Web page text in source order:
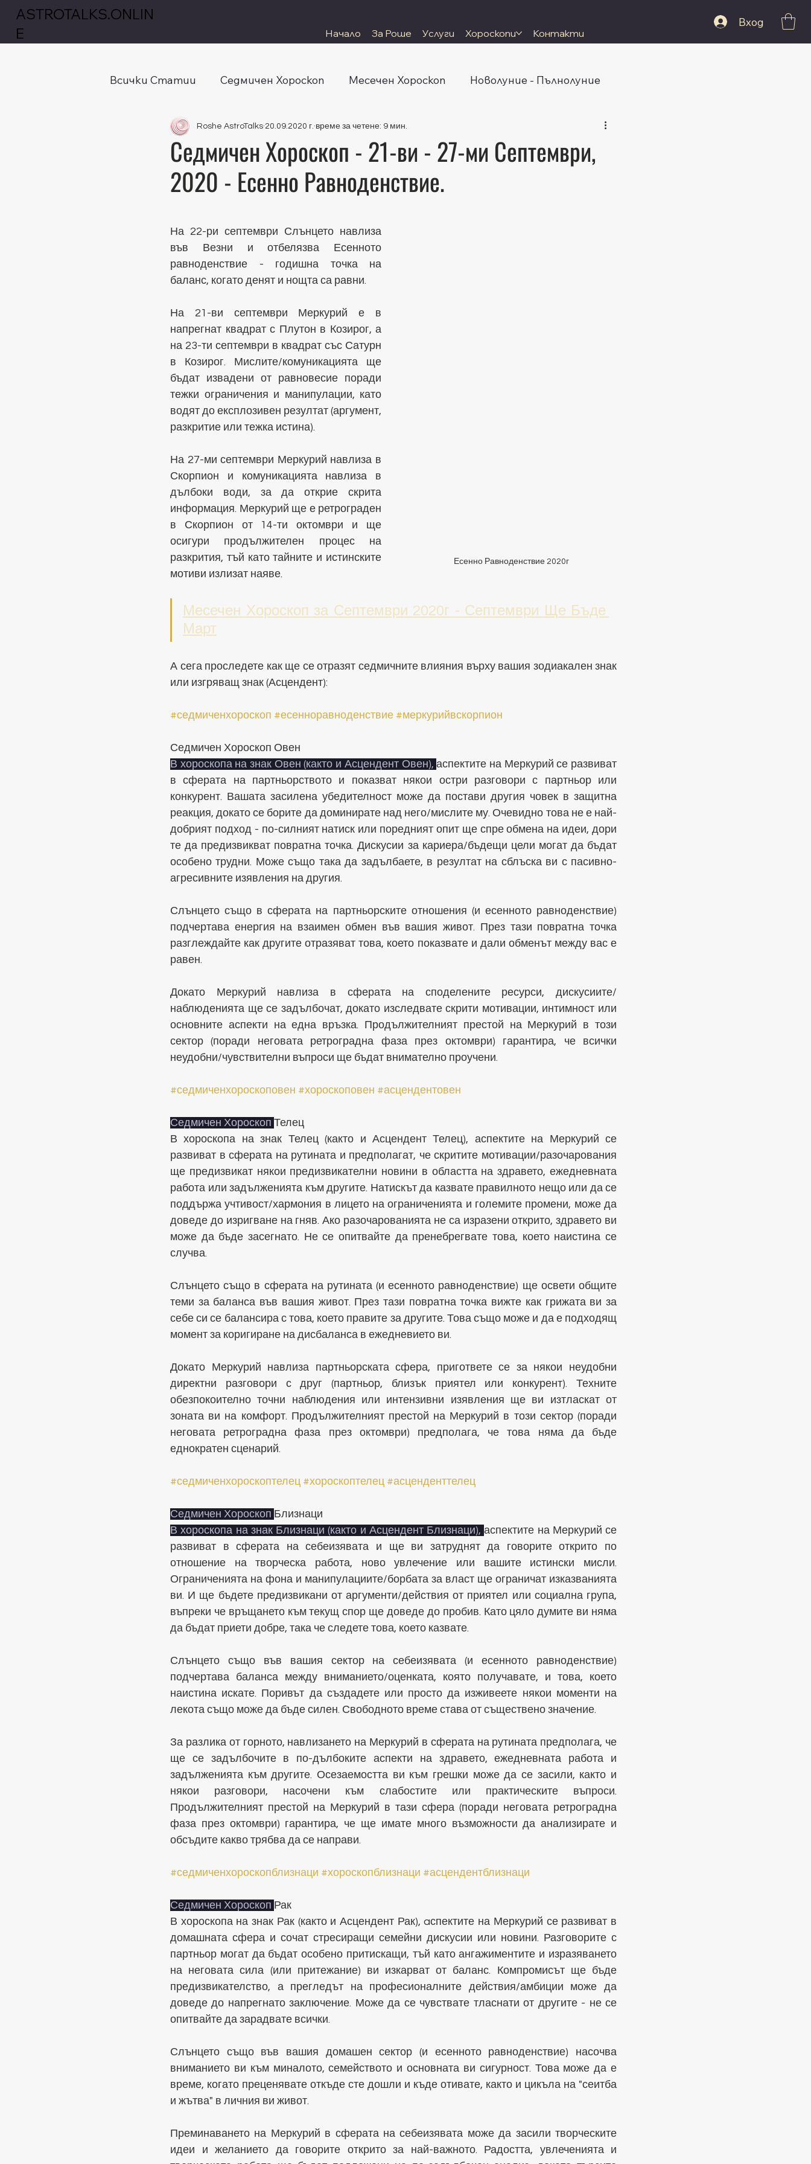
ASTROTALKS.ONLIN
E
Начало За Роше Услуги Хороскопи Контакти
Вход
Всички Статии Седмичен Хороскоп Месечен Хороскоп Новолуние - Пълнолуние
Седмичен Хороскоп - 21-ви - 27-ми Септември,
2020 - Есенно Равноденствие.
Roshe AstroTalks 20.09.2020 г. време за четене: 9 мин.
Есенно Равноденствие 2020г
На 22-ри септември Слънцето навлиза
във Везни и отбелязва Есенното
равноденствие - годишна точка на
баланс, когато денят и нощта са равни.
На 21-ви септември Меркурий е в
напрегнат квадрат с Плутон в Козирог, а
на 23-ти септември в квадрат със Сатурн
в Козирог. Мислите/комуникацията ще
бъдат извадени от равновесие поради
тежки ограничения и манипулации, като
водят до експлозивен резултат (аргумент,
разкритие или тежка истина).
На 27-ми септември Меркурий навлиза в
Скорпион и комуникацията навлиза в
дълбоки води, за да открие скрита
информация. Меркурий ще е ретрограден
в Скорпион от 14-ти октомври и ще
осигури продължителен процес на
разкрития, тъй като тайните и истинските
мотиви излизат наяве.
Месечен Хороскоп за Септември 2020г - Септември Ще Бъде
Март
А сега проследете как ще се отразят седмичните влияния върху вашия зодиакален знак
или изгряващ знак (Асцендент):
#седмиченхороскоп #есенноравноденствие #меркурийвскорпион
Седмичен Хороскоп Овен
В хороскопа на знак Овен (както и Асцендент Овен), аспектите на Меркурий се развиват
в сферата на партньорството и показват някои остри разговори с партньор или
конкурент. Вашата засилена убедителност може да постави другия човек в защитна
реакция, докато се борите да доминирате над него/мислите му. Очевидно това не е най-
добрият подход - по-силният натиск или поредният опит ще спре обмена на идеи, дори
те да предизвикват повратна точка. Дискусии за кариера/бъдещи цели могат да бъдат
особено трудни. Може също така да задълбаете, в резултат на сблъска ви с пасивно-
агресивните изявления на другия.
Слънцето също в сферата на партньорските отношения (и есенното равноденствие)
подчертава енергия на взаимен обмен във вашия живот. През тази повратна точка
разглеждайте как другите отразяват това, което показвате и дали обменът между вас е
равен.
Докато Меркурий навлиза в сферата на споделените ресурси, дискусиите/
наблюденията ще се задълбочат, докато изследвате скрити мотивации, интимност или
основните аспекти на една връзка. Продължителният престой на Меркурий в този
сектор (поради неговата ретроградна фаза през октомври) гарантира, че всички
неудобни/чувствителни въпроси ще бъдат внимателно проучени.
#седмиченхороскоповен #хороскоповен #асцендентовен
Седмичен Хороскоп Телец
В хороскопа на знак Телец (както и Асцендент Телец), аспектите на Меркурий се
развиват в сферата на рутината и предполагат, че скритите мотивации/разочарования
ще предизвикат някои предизвикателни новини в областта на здравето, ежедневната
работа или задълженията към другите. Натискът да казвате правилното нещо или да се
поддържа учтивост/хармония в лицето на ограниченията и големите промени, може да
доведе до изригване на гняв. Ако разочарованията не са изразени открито, здравето ви
може да бъде засегнато. Не се опитвайте да пренебрегвате това, което наистина се
случва.
Слънцето също в сферата на рутината (и есенното равноденствие) ще освети общите
теми за баланса във вашия живот. През тази повратна точка вижте как грижата ви за
себе си се балансира с това, което правите за другите. Това също може и да е подходящ
момент за коригиране на дисбаланса в ежедневието ви.
Докато Меркурий навлиза партньорската сфера, пригответе се за някои неудобни
директни разговори с друг (партньор, близък приятел или конкурент). Техните
обезпокоително точни наблюдения или интензивни изявления ще ви изтласкат от
зоната ви на комфорт. Продължителният престой на Меркурий в този сектор (поради
неговата ретроградна фаза през октомври) предполага, че това няма да бъде
еднократен сценарий.
#седмиченхороскоптелец #хороскоптелец #асценденттелец
Седмичен Хороскоп Близнаци
В хороскопа на знак Близнаци (както и Асцендент Близнаци), аспектите на Меркурий се
развиват в сферата на себеизявата и ще ви затруднят да говорите открито по
отношение на творческа работа, ново увлечение или вашите истински мисли.
Ограниченията на фона и манипулациите/борбата за власт ще ограничат изказванията
ви. И ще бъдете предизвикани от аргументи/действия от приятел или социална група,
въпреки че връщането към текущ спор ще доведе до пробив. Като цяло думите ви няма
да бъдат приети добре, така че следете това, което казвате.
Слънцето също във вашия сектор на себеизявата (и есенното равноденствие)
подчертава баланса между вниманието/оценката, която получавате, и това, което
наистина искате. Поривът да създадете или просто да изживеете някои моменти на
лекота също може да бъде силен. Свободното време става от съществено значение.
За разлика от горното, навлизането на Меркурий в сферата на рутината предполага, че
ще се задълбочите в по-дълбоките аспекти на здравето, ежедневната работа и
задълженията към другите. Осезаемостта ви към грешки може да се засили, както и
някои разговори, насочени към слабостите или практическите въпроси.
Продължителният престой на Меркурий в тази сфера (поради неговата ретроградна
фаза през октомври) гарантира, че ще имате много възможности да анализирате и
обсъдите какво трябва да се направи.
#седмиченхороскопблизнаци #хороскопблизнаци #асцендентблизнаци
Седмичен Хороскоп Рак
В хороскопа на знак Рак (както и Асцендент Рак), aспектите на Меркурий се развиват в
домашната сфера и сочат стресиращи семейни дискусии или новини. Разговорите с
партньор могат да бъдат особено притискащи, тъй като ангажиментите и изразяването
на неговата сила (или притежание) ви изкарват от баланс. Компромисът ще бъде
предизвикателство, а прегледът на професионалните действия/амбиции може да
доведе до напрегнато заключение. Може да се чувствате тласнати от другите - не се
опитвайте да зарадвате всички.
Слънцето също във вашия домашен сектор (и есенното равноденствие) насочва
вниманието ви към миналото, семейството и основната ви сигурност. Това може да е
време, когато преценявате откъде сте дошли и къде отивате, както и цикъла на "сеитба
и жътва" в личния ви живот.
Преминаването на Меркурий в сферата на себеизявата може да засили творческите
идеи и желанието да говорите открито за най-важното. Радостта, увлеченията и